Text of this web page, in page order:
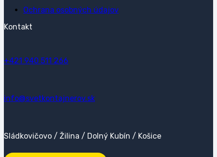
Ochrana osobných údajov
Kontakt
+421 940 511 266
info@svetkontajnerov.sk
Sládkovičovo / Žilina / Dolný Kubín / Košice